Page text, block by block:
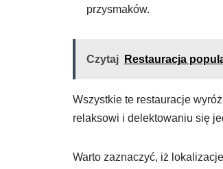
przysmaków.
Czytaj Restauracja
Wszystkie te restauracje
relaksowi i delektowaniu się
Warto zaznaczyć, iż